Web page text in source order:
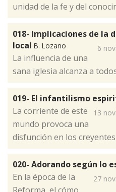
unidad de la fe y del
018- Implicaciones de la
local B. Lozano 6
La influencia de una
sana iglesia alcanza a
019- El infantilismo
13
La corriente de este
mundo provoca una
disfunción en los creyentes
020- Adorando según lo
27
​En la época de la